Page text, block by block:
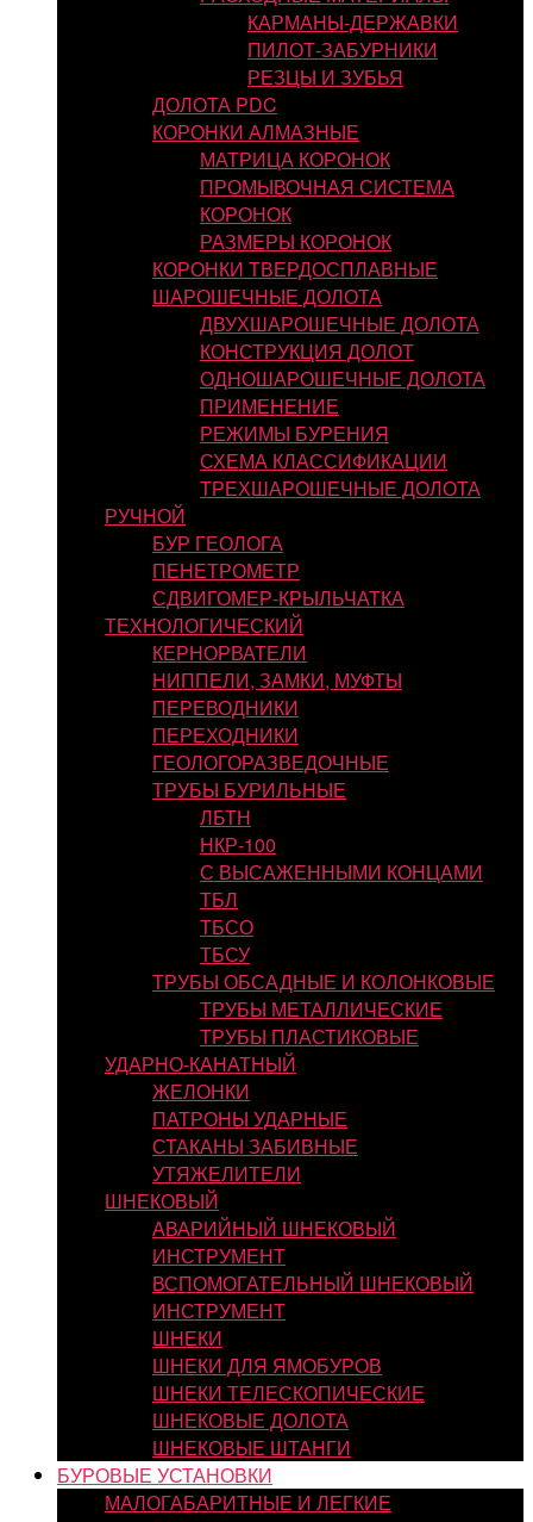
КАРМАНЫ-ДЕРЖАВКИ
ПИЛОТ-ЗАБУРНИКИ
РЕЗЦЫ И ЗУБЬЯ
ДОЛОТА PDC
КОРОНКИ АЛМАЗНЫЕ
МАТРИЦА КОРОНОК
ПРОМЫВОЧНАЯ СИСТЕМА
КОРОНОК
РАЗМЕРЫ КОРОНОК
КОРОНКИ ТВЕРДОСПЛАВНЫЕ
ШАРОШЕЧНЫЕ ДОЛОТА
ДВУХШАРОШЕЧНЫЕ ДОЛОТА
КОНСТРУКЦИЯ ДОЛОТ
ОДНОШАРОШЕЧНЫЕ ДОЛОТА
ПРИМЕНЕНИЕ
РЕЖИМЫ БУРЕНИЯ
СХЕМА КЛАССИФИКАЦИИ
ТРЕХШАРОШЕЧНЫЕ ДОЛОТА
РУЧНОЙ
БУР ГЕОЛОГА
ПЕНЕТРОМЕТР
СДВИГОМЕР-КРЫЛЬЧАТКА
ТЕХНОЛОГИЧЕСКИЙ
КЕРНОРВАТЕЛИ
НИППЕЛИ, ЗАМКИ, МУФТЫ
ПЕРЕВОДНИКИ
ПЕРЕХОДНИКИ
ГЕОЛОГОРАЗВЕДОЧНЫЕ
ТРУБЫ БУРИЛЬНЫЕ
ЛБТН
НКР-100
С ВЫСАЖЕННЫМИ КОНЦАМИ
ТБЛ
ТБСО
ТБСУ
ТРУБЫ ОБСАДНЫЕ И КОЛОНКОВЫЕ
ТРУБЫ МЕТАЛЛИЧЕСКИЕ
ТРУБЫ ПЛАСТИКОВЫЕ
УДАРНО-КАНАТНЫЙ
ЖЕЛОНКИ
ПАТРОНЫ УДАРНЫЕ
СТАКАНЫ ЗАБИВНЫЕ
УТЯЖЕЛИТЕЛИ
ШНЕКОВЫЙ
АВАРИЙНЫЙ ШНЕКОВЫЙ
ИНСТРУМЕНТ
ВСПОМОГАТЕЛЬНЫЙ ШНЕКОВЫЙ
ИНСТРУМЕНТ
ШНЕКИ
ШНЕКИ ДЛЯ ЯМОБУРОВ
ШНЕКИ ТЕЛЕСКОПИЧЕСКИЕ
ШНЕКОВЫЕ ДОЛОТА
ШНЕКОВЫЕ ШТАНГИ
БУРОВЫЕ УСТАНОВКИ
МАЛОГАБАРИТНЫЕ И ЛЕГКИЕ